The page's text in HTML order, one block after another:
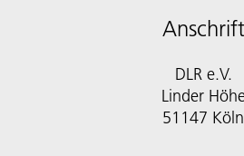
Anschrift
DLR e.V.
Linder
51147 Köln